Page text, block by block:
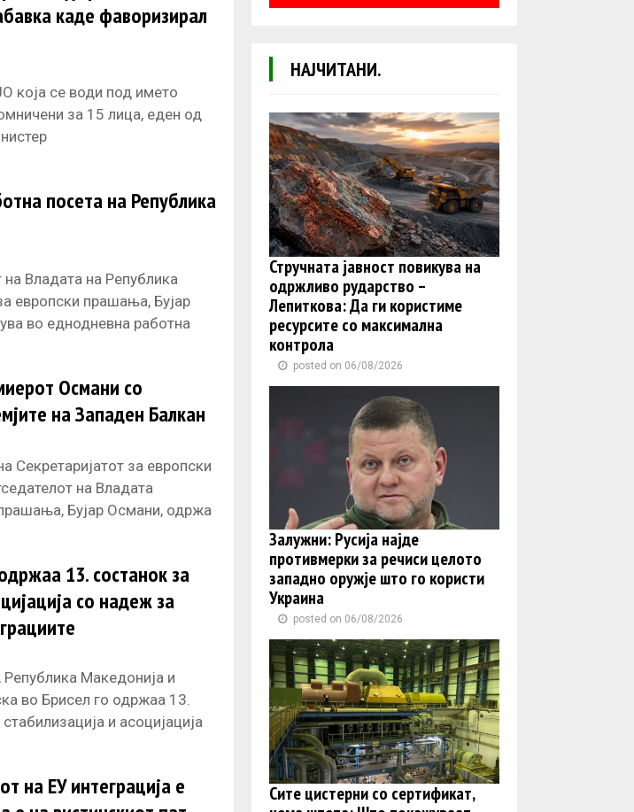
каде фаворизирал
која се води под името
за 15 лица, еден од
посета на Република
Владата на Република
европски прашања, Бујар
во еднодневна работна
Османи со
на Западен Балкан
Секретаријатот за европски
на Владата
Бујар Османи, одржа
13. состанок за
со надеж за
Македонија и
во Брисел го одржаа 13.
и асоцијација
на ЕУ интеграција е
НАЈЧИТАНИ.
Стручната јавност повикува на
одржливо рударство –
Лепиткова: Да ги користиме
ресурсите со максимална
контрола
posted on 06/08/2026
Залужни: Русија најде
противмерки за речиси целото
западно оружје што го користи
Украина
posted on 06/08/2026
Сите цистерни со сертификат,